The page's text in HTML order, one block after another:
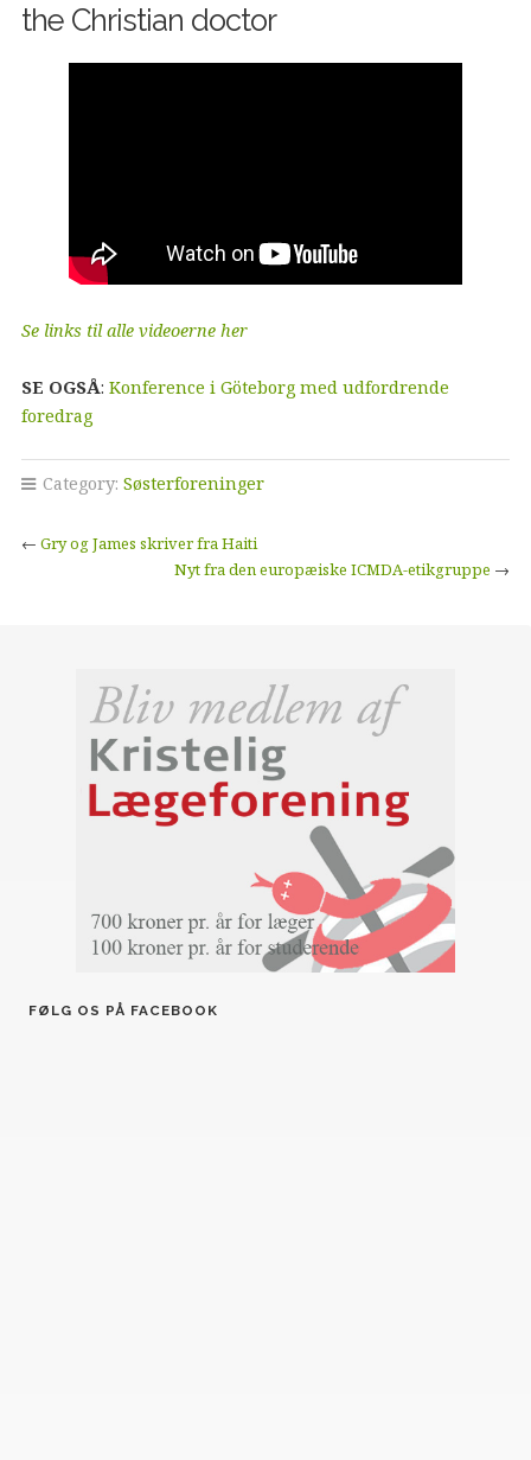
the Christian doctor
Se links til alle videoerne her
SE OGSÅ: Konference i Göteborg med udfordrende
foredrag
Category: Søsterforeninger
← Gry og James skriver fra Haiti
Nyt fra den europæiske ICMDA-etikgruppe →
FØLG OS PÅ FACEBOOK